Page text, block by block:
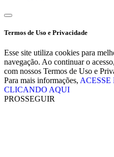
Termos de Uso e Privacidade
Esse site utiliza cookies para
navegação. Ao continuar o
com nossos Termos de Uso e
Para mais informações, ACESSE
CLICANDO AQUI
PROSSEGUIR